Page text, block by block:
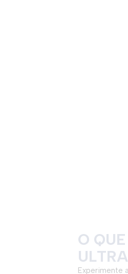
O
Experimente